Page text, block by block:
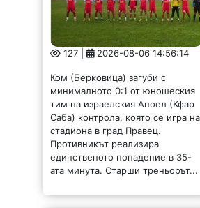
единственото попадение в 35-
ата минута. Старши треньорът...
Министър Абровски:
Амбицията ни е
реално да защитим
българските
производители на
плодове и зеленчуци
от нелоялната
конкуренция